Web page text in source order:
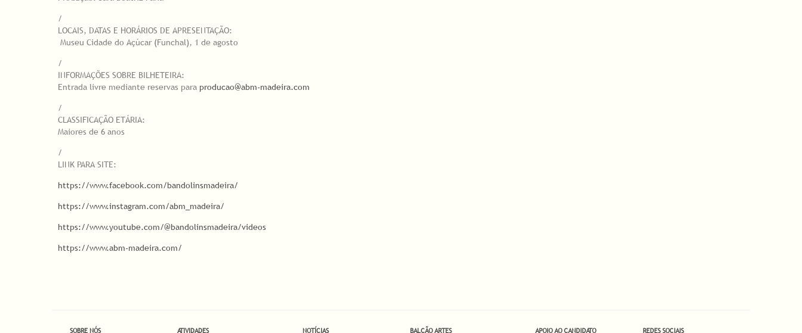
/
LOCAIS, DATAS E HORÁRIOS DE APRESENTAÇÃO:
Museu Cidade do Açúcar (Funchal), 1 de agosto
/
INFORMAÇÕES SOBRE BILHETEIRA:
Entrada livre mediante reservas para producao@abm-madeira.com
/
CLASSIFICAÇÃO ETÁRIA:
Maiores de 6 anos
/
LINK PARA SITE:
https://www.facebook.com/bandolinsmadeira/
https://www.instagram.com/abm_madeira/
https://www.youtube.com/@bandolinsmadeira/videos
https://www.abm-madeira.com/
SOBRE NÓS ATIVIDADES NOTÍCIAS BALCÃO ARTES APOIO AO CANDIDATO REDES SOCIAIS